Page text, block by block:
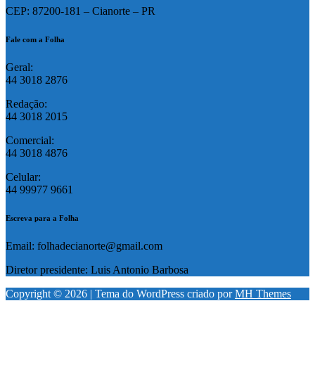
CEP: 87200-181 – Cianorte – PR
Fale com a Folha
Geral:
44 3018 2876
Redação:
44 3018 2015
Comercial:
44 3018 4876
Celular:
44 99977 9661
Escreva para a Folha
Email: folhadecianorte@gmail.com
Diretor presidente: Luis Antonio Barbosa
Copyright © 2026 | Tema do WordPress criado porMH Themes